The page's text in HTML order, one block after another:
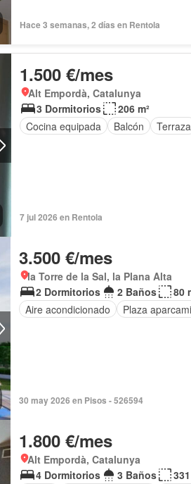
Hace 3 semanas, 2 días en Rentola
1.500 €/mes
Alt Empordà, Catalunya
3 Dormitorios
206 m²
Cocina equipada
Balcón Terraza
7 jul 2026 en Rentola
3.500 €/mes
la Torre de la Sal, la Plana Alta
2 Dormitorios
2 Baños
80
Aire acondicionado
Plaza
30 may 2026 en Pisos - 526594
1.800 €/mes
Alt Empordà, Catalunya
4 Dormitorios
3 Baños